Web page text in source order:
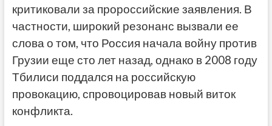
критиковали за пророссийские заявления. В
частности, широкий резонанс вызвали ее
слова о том, что Россия начала войну против
Грузии еще сто лет назад, однако в 2008 году
Тбилиси поддался на российскую
провокацию, спровоцировав новый виток
конфликта.